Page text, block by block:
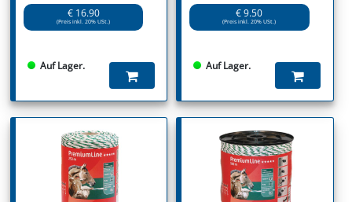
€ 16.90
(Preis inkl. 20% USt.)
Auf Lager.
€ 9.50
(Preis inkl. 20% USt.)
Auf Lager.